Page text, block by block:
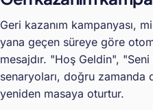
Geri kazanım kampanyası,
yana geçen süreye göre
mesajdır. "Hoş Geldin",
senaryoları, doğru zamanda
yeniden masaya oturtur.